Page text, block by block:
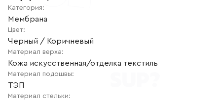
Категория:
Мембрана
Цвет:
Чёрный / Коричневый
Материал верха:
Кожа искусственная/отделка текстиль
Материал подошвы:
ТЭП
Материал стельки: